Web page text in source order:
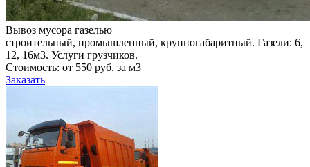
Вывоз мусора газелью
строительный, промышленный, крупногабаритный. Газели: 6,
12, 16м3. Услуги грузчиков.
Стоимость: от 550 руб. за м3
Заказать